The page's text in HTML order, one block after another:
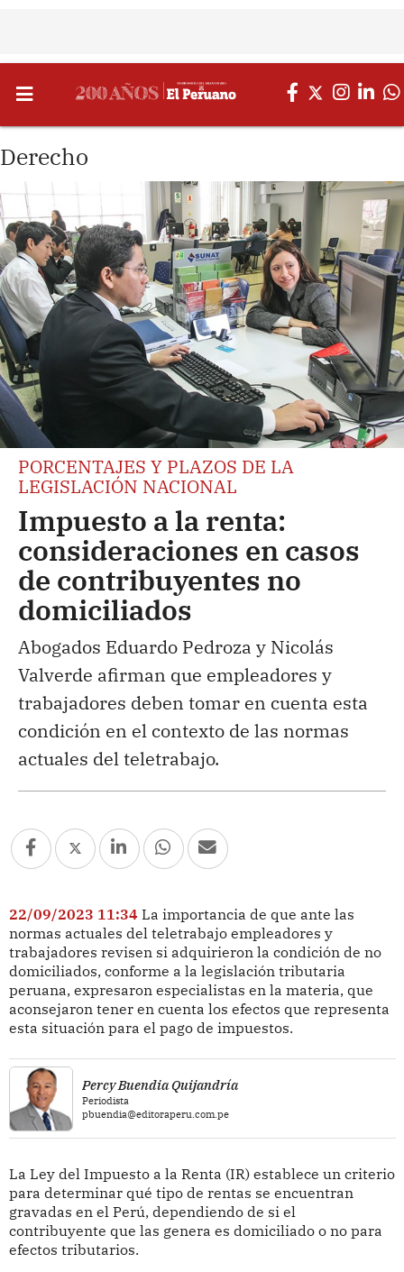
Derecho
PORCENTAJES Y PLAZOS DE LA
LEGISLACIÓN NACIONAL
Impuesto a la renta:
consideraciones en casos
de contribuyentes no
domiciliados
Abogados Eduardo Pedroza y Nicolás
Valverde afirman que empleadores y
trabajadores deben tomar en cuenta esta
condición en el contexto de las normas
actuales del teletrabajo.
22/09/2023 11:34 La importancia de que ante las
normas actuales del teletrabajo empleadores y
trabajadores revisen si adquirieron la condición de no
domiciliados, conforme a la legislación tributaria
peruana, expresaron especialistas en la materia, que
aconsejaron tener en cuenta los efectos que representa
esta situación para el pago de impuestos.
Percy Buendia Quijandría
Periodista
pbuendia@editoraperu.com.pe
La Ley del Impuesto a la Renta (IR) establece un criterio
para determinar qué tipo de rentas se encuentran
gravadas en el Perú, dependiendo de si el
contribuyente que las genera es domiciliado o no para
efectos tributarios.